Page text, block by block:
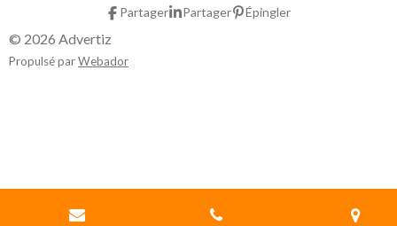
Partager Partager Épingler
© 2026 Advertiz
Propulsé parWebador